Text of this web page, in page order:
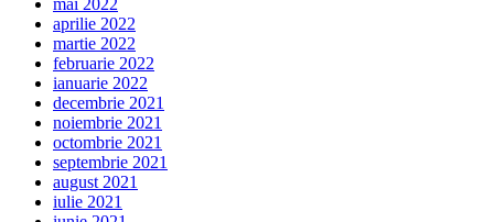
mai 2022
aprilie 2022
martie 2022
februarie 2022
ianuarie 2022
decembrie 2021
noiembrie 2021
octombrie 2021
septembrie 2021
august 2021
iulie 2021